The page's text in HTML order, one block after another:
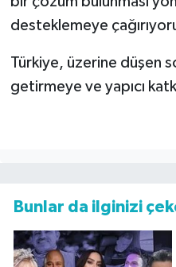
desteklemeye
Türkiye, üzerine düşen
getirmeye ve yapıcı
Bunlar da ilginizi